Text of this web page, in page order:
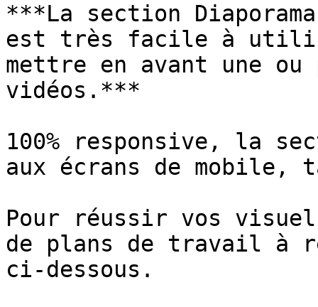
***La section Diaporama
est très facile à
mettre en avant une ou
vidéos.***
100% responsive, la
aux écrans de
Pour réussir vos
de plans de travail à
ci-dessous.